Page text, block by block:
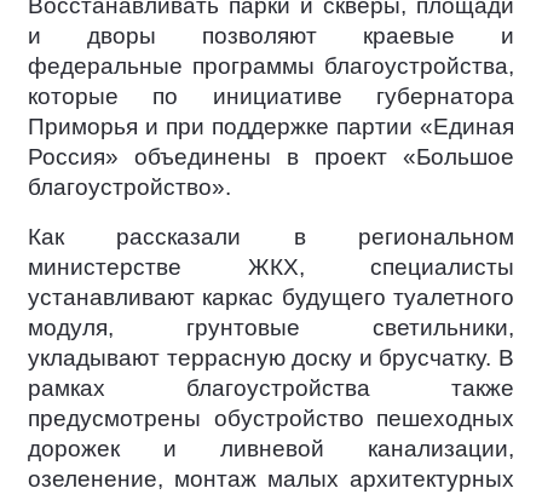
Восстанавливать парки и скверы, площади
и дворы позволяют краевые и
федеральные программы благоустройства,
которые по инициативе губернатора
Приморья и при поддержке партии «Единая
Россия» объединены в проект «Большое
благоустройство».
Как рассказали в региональном
министерстве ЖКХ, специалисты
устанавливают каркас будущего туалетного
модуля, грунтовые светильники,
укладывают террасную доску и брусчатку. В
рамках благоустройства также
предусмотрены обустройство пешеходных
дорожек и ливневой канализации,
озеленение, монтаж малых архитектурных